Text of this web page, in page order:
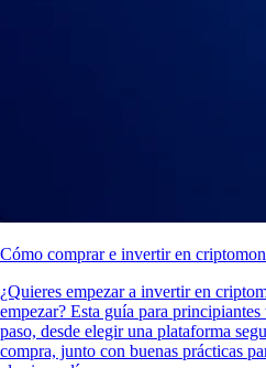
Cómo comprar e invertir en
¿Quieres empezar a invertir en
empezar? Esta guía para
paso, desde elegir una plataforma
compra, junto con buenas prácticas